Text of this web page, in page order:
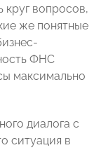
вопросов,
же понятные
ФНС
максимально
диалога с
ситуация в